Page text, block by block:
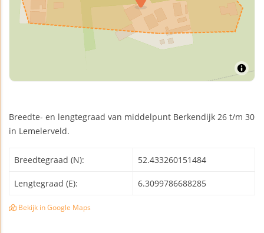
Breedte- en lengtegraad van middelpunt Berkendijk 26 t/m 30
in Lemelerveld.
Breedtegraad (N): 52.433260151484
Lengtegraad (E): 6.3099786688285
Bekijk in Google Maps